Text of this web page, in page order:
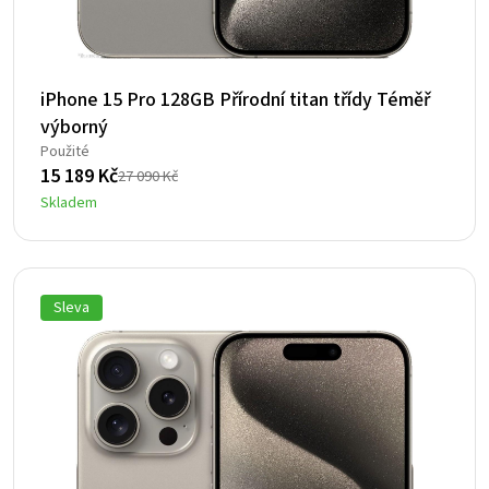
iPhone 15 Pro 128GB Přírodní titan třídy Téměř
výborný
Použité
27 090Kč
Původní
cena
byla:
27
090 Kč.
15 189 Kč
Aktuální
cena
je:
15
189 Kč.
Skladem
Sleva